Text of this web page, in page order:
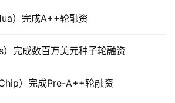
）完成A++轮融资
）完成数百万美元种子轮融资
）完成Pre-A++轮融资